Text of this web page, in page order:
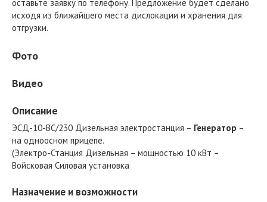
оставьте заявку по телефону. Предложение будет сделано
исходя из ближайшего места дислокации и хранения для
отгрузки.
Фото
Видео
Описание
ЭСД-10-ВС/230 Дизельная электростанция – Генератор –
на одноосном прицепе.
(Электро-Станция Дизельная – мощностью 10 кВт –
Войсковая Силовая установка
Назначение и возможности